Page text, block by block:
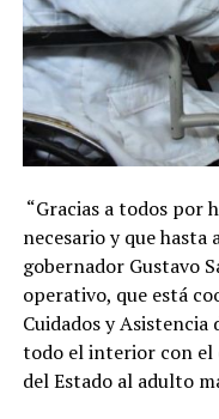
“Gracias a todos por
necesario y que hasta
gobernador Gustavo
operativo, que está
Cuidados y
todo el interior con el
del Estado al adulto